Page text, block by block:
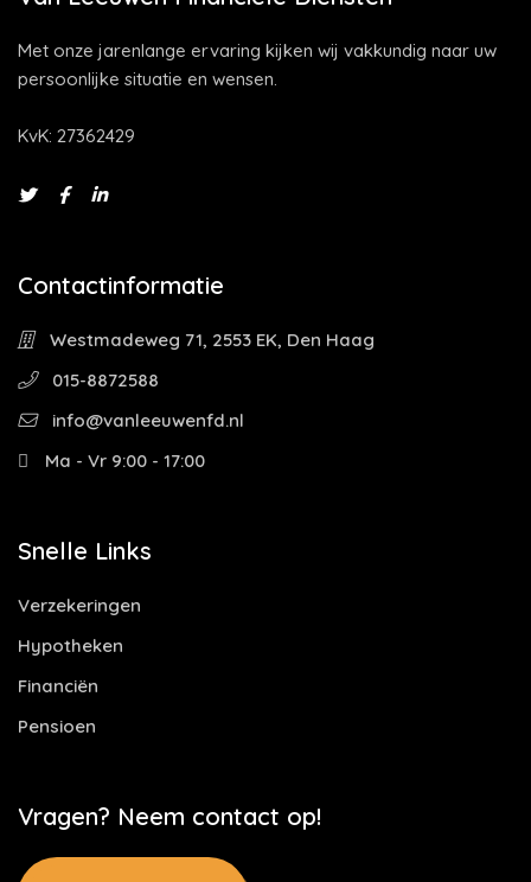
Met onze jarenlange ervaring kijken wij vakkundig naar uw
persoonlijke situatie en wensen.
KvK: 27362429
Contactinformatie
Westmadeweg 71, 2553 EK, Den Haag
015-8872588
info@vanleeuwenfd.nl
Ma - Vr 9:00 - 17:00
Snelle Links
Verzekeringen
Hypotheken
Financiën
Pensioen
Vragen? Neem contact op!